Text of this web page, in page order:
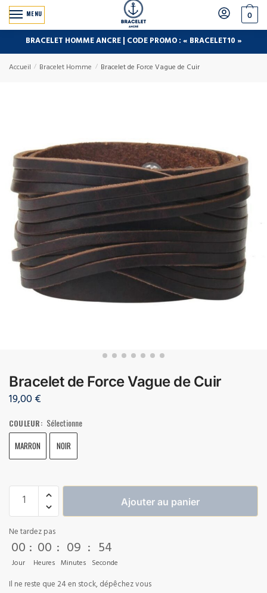
MENU 0
BRACELET HOMME ANCRE | CODE PROMO : « BRACELET10 »
Accueil / Bracelet Homme / Bracelet de Force Vague de Cuir
Bracelet de Force Vague de Cuir
19,00€
COULEUR: Sélectionne
MARRON NOIR
Ajouter au panier
Ne tardez pas
00
Jour
: 00
Heures
: 09
Minutes
: 53
Seconde
Il ne reste que 24 en stock, dépêchez vous